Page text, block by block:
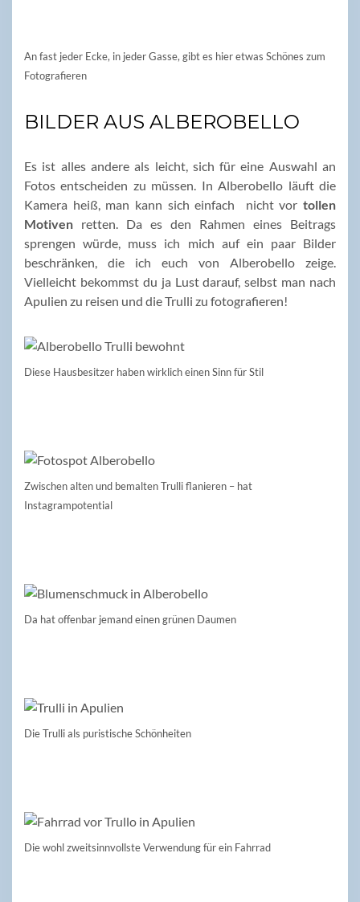
An fast jeder Ecke, in jeder Gasse, gibt es hier etwas Schönes zum
Fotografieren
BILDER AUS ALBEROBELLO
Es ist alles andere als leicht, sich für eine Auswahl an
Fotos entscheiden zu müssen. In Alberobello läuft die
Kamera heiß, man kann sich einfach nicht vor tollen
Motiven retten. Da es den Rahmen eines Beitrags
sprengen würde, muss ich mich auf ein paar Bilder
beschränken, die ich euch von Alberobello zeige.
Vielleicht bekommst du ja Lust darauf, selbst man nach
Apulien zu reisen und die Trulli zu fotografieren!
Diese Hausbesitzer haben wirklich einen Sinn für Stil
Zwischen alten und bemalten Trulli flanieren – hat
Instagrampotential
Da hat offenbar jemand einen grünen Daumen
Die Trulli als puristische Schönheiten
Die wohl zweitsinnvollste Verwendung für ein Fahrrad